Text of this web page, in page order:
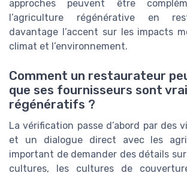
approches peuvent être
l’agriculture régénérative en
davantage l’accent sur les impacts
climat et l’environnement.
Comment un restaurateur
que ses fournisseurs sont
régénératifs ?
La vérification passe d’abord par des
et un dialogue direct avec les
important de demander des détails
cultures, les cultures de